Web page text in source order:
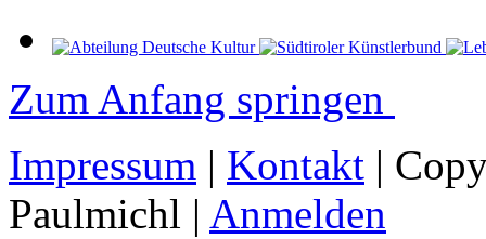
Zum Anfang springen
Impressum | Kontakt |
Paulmichl | Anmelden